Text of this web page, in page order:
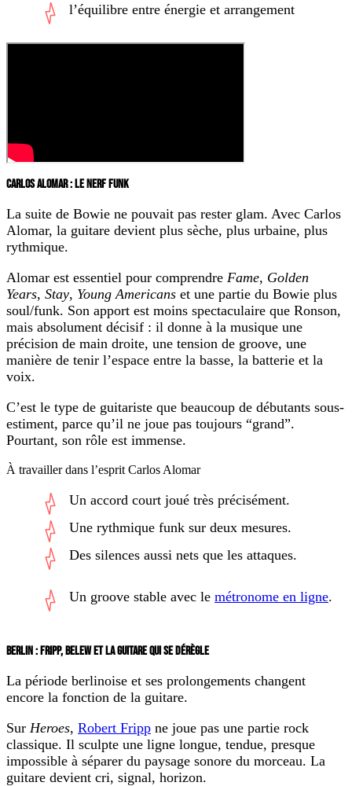
l’équilibre entre énergie et arrangement
CARLOS ALOMAR : LE NERF FUNK
La suite de Bowie ne pouvait pas rester glam. Avec Carlos
Alomar, la guitare devient plus sèche, plus urbaine, plus
rythmique.
Alomar est essentiel pour comprendre Fame, Golden
Years, Stay, Young Americans et une partie du Bowie plus
soul/funk. Son apport est moins spectaculaire que Ronson,
mais absolument décisif : il donne à la musique une
précision de main droite, une tension de groove, une
manière de tenir l’espace entre la basse, la batterie et la
voix.
C’est le type de guitariste que beaucoup de débutants sous-
estiment, parce qu’il ne joue pas toujours “grand”.
Pourtant, son rôle est immense.
À travailler dans l’esprit Carlos Alomar
Un accord court joué très précisément.
Une rythmique funk sur deux mesures.
Des silences aussi nets que les attaques.
Un groove stable avec le métronome en ligne.
BERLIN : FRIPP, BELEW ET LA GUITARE QUI SE DÉRÈGLE
La période berlinoise et ses prolongements changent
encore la fonction de la guitare.
Sur Heroes, Robert Fripp ne joue pas une partie rock
classique. Il sculpte une ligne longue, tendue, presque
impossible à séparer du paysage sonore du morceau. La
guitare devient cri, signal, horizon.